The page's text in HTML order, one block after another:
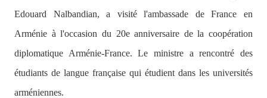
Edouard Nalbandian, a visité l'ambassade de France en
Arménie à l'occasion du 20e anniversaire de la coopération
diplomatique Arménie-France. Le ministre a rencontré des
étudiants de langue française qui étudient dans les universités
arméniennes.